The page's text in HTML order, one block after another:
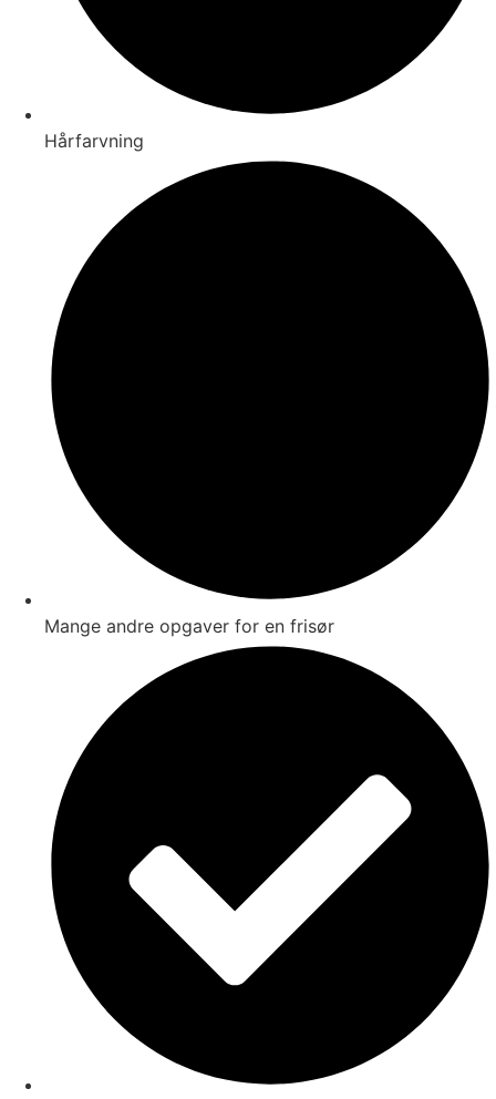
Hårfarvning
Mange andre opgaver for en frisør​